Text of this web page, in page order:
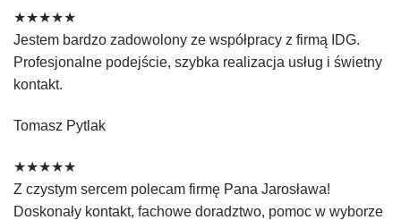
★★★★★
Jestem bardzo zadowolony ze współpracy z firmą IDG.
Profesjonalne podejście, szybka realizacja usług i świetny
kontakt.
Tomasz Pytlak
★★★★★
Z czystym sercem polecam firmę Pana Jarosława!
Doskonały kontakt, fachowe doradztwo, pomoc w wyborze